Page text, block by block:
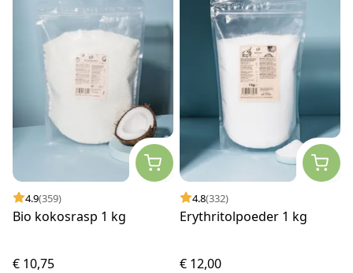
4.9(359)
Bio kokosrasp 1 kg
€ 10,75
4.8(332)
Erythritolpoeder 1 kg
€ 12,00